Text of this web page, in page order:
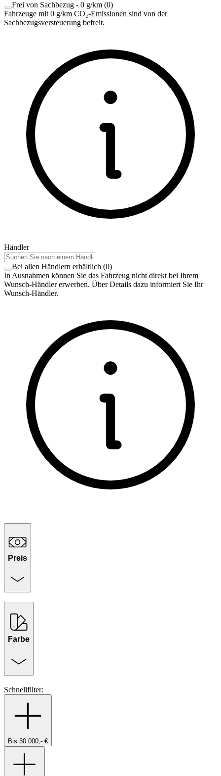
Frei von Sachbezug - 0 g/km (0)
Fahrzeuge mit 0 g/km CO₂-Emissionen sind von der
Sachbezugsversteuerung befreit.
Händler
Bei allen Händlern erhältlich (0)
In Ausnahmen können Sie das Fahrzeug nicht direkt bei Ihrem
Wunsch-Händler erwerben. Über Details dazu informiert Sie Ihr
Wunsch-Händler.
Preis
Farbe
Schnellfilter:
Bis 30.000,- €